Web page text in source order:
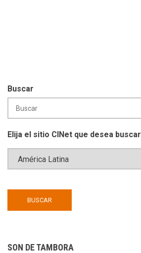
Buscar
Elija el sitio CINet que desea buscar
SON DE TAMBORA